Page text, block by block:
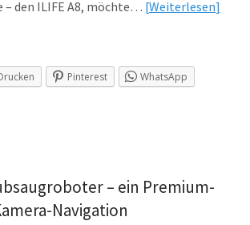
den ILIFE A8, möchte… Weiterlesen
Pinterest
WhatsApp
– ein Premium-
Navigation